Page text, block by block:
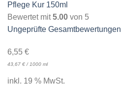
Pflege Kur 150ml
Bewertet mit5.00 von 5
Ungeprüfte Gesamtbewertungen
6,55 €
43,67 € / 1000 ml
inkl. 19 % MwSt.